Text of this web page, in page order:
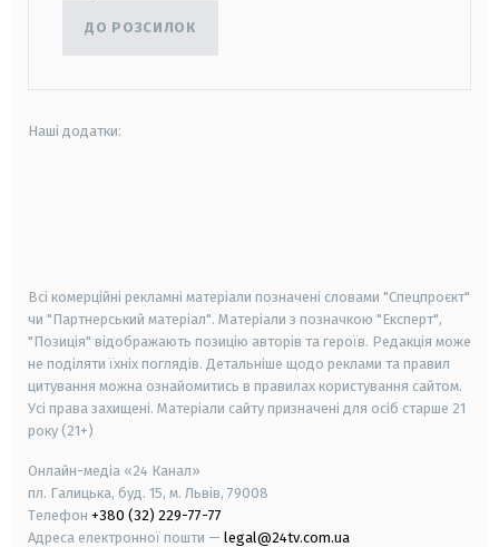
ДО РОЗСИЛОК
Наші додатки:
Всі комерційні рекламні матеріали позначені словами "Спецпроєкт"
чи "Партнерський матеріал". Матеріали з позначкою "Експерт",
"Позиція" відображають позицію авторів та героїв. Редакція може
не поділяти їхніх поглядів. Детальніше щодо реклами та правил
цитування можна ознайомитись в правилах користування сайтом.
Усі права захищені. Матеріали сайту призначені для осіб старше 21
року (21+)
Онлайн-медіа «24 Канал»
пл. Галицька, буд. 15, м. Львів, 79008
Телефон +380 (32) 229-77-77
Адреса електронної пошти — legal@24tv.com.ua